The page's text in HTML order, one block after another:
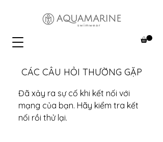
CÁC CÂU HỎI THƯỜNG GẶP
Đã xảy ra sự cố khi kết nối với
mạng của bạn. Hãy kiểm tra kết
nối rồi thử lại.